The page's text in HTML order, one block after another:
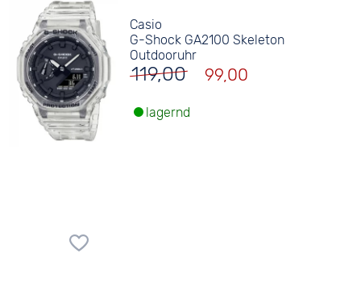
Casio
G-Shock GA2100 Skeleton
Outdooruhr
119,00 99,00
lagernd